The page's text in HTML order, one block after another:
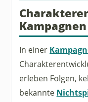
Kampagnen
In einer
erleben Folgen,
bekannte